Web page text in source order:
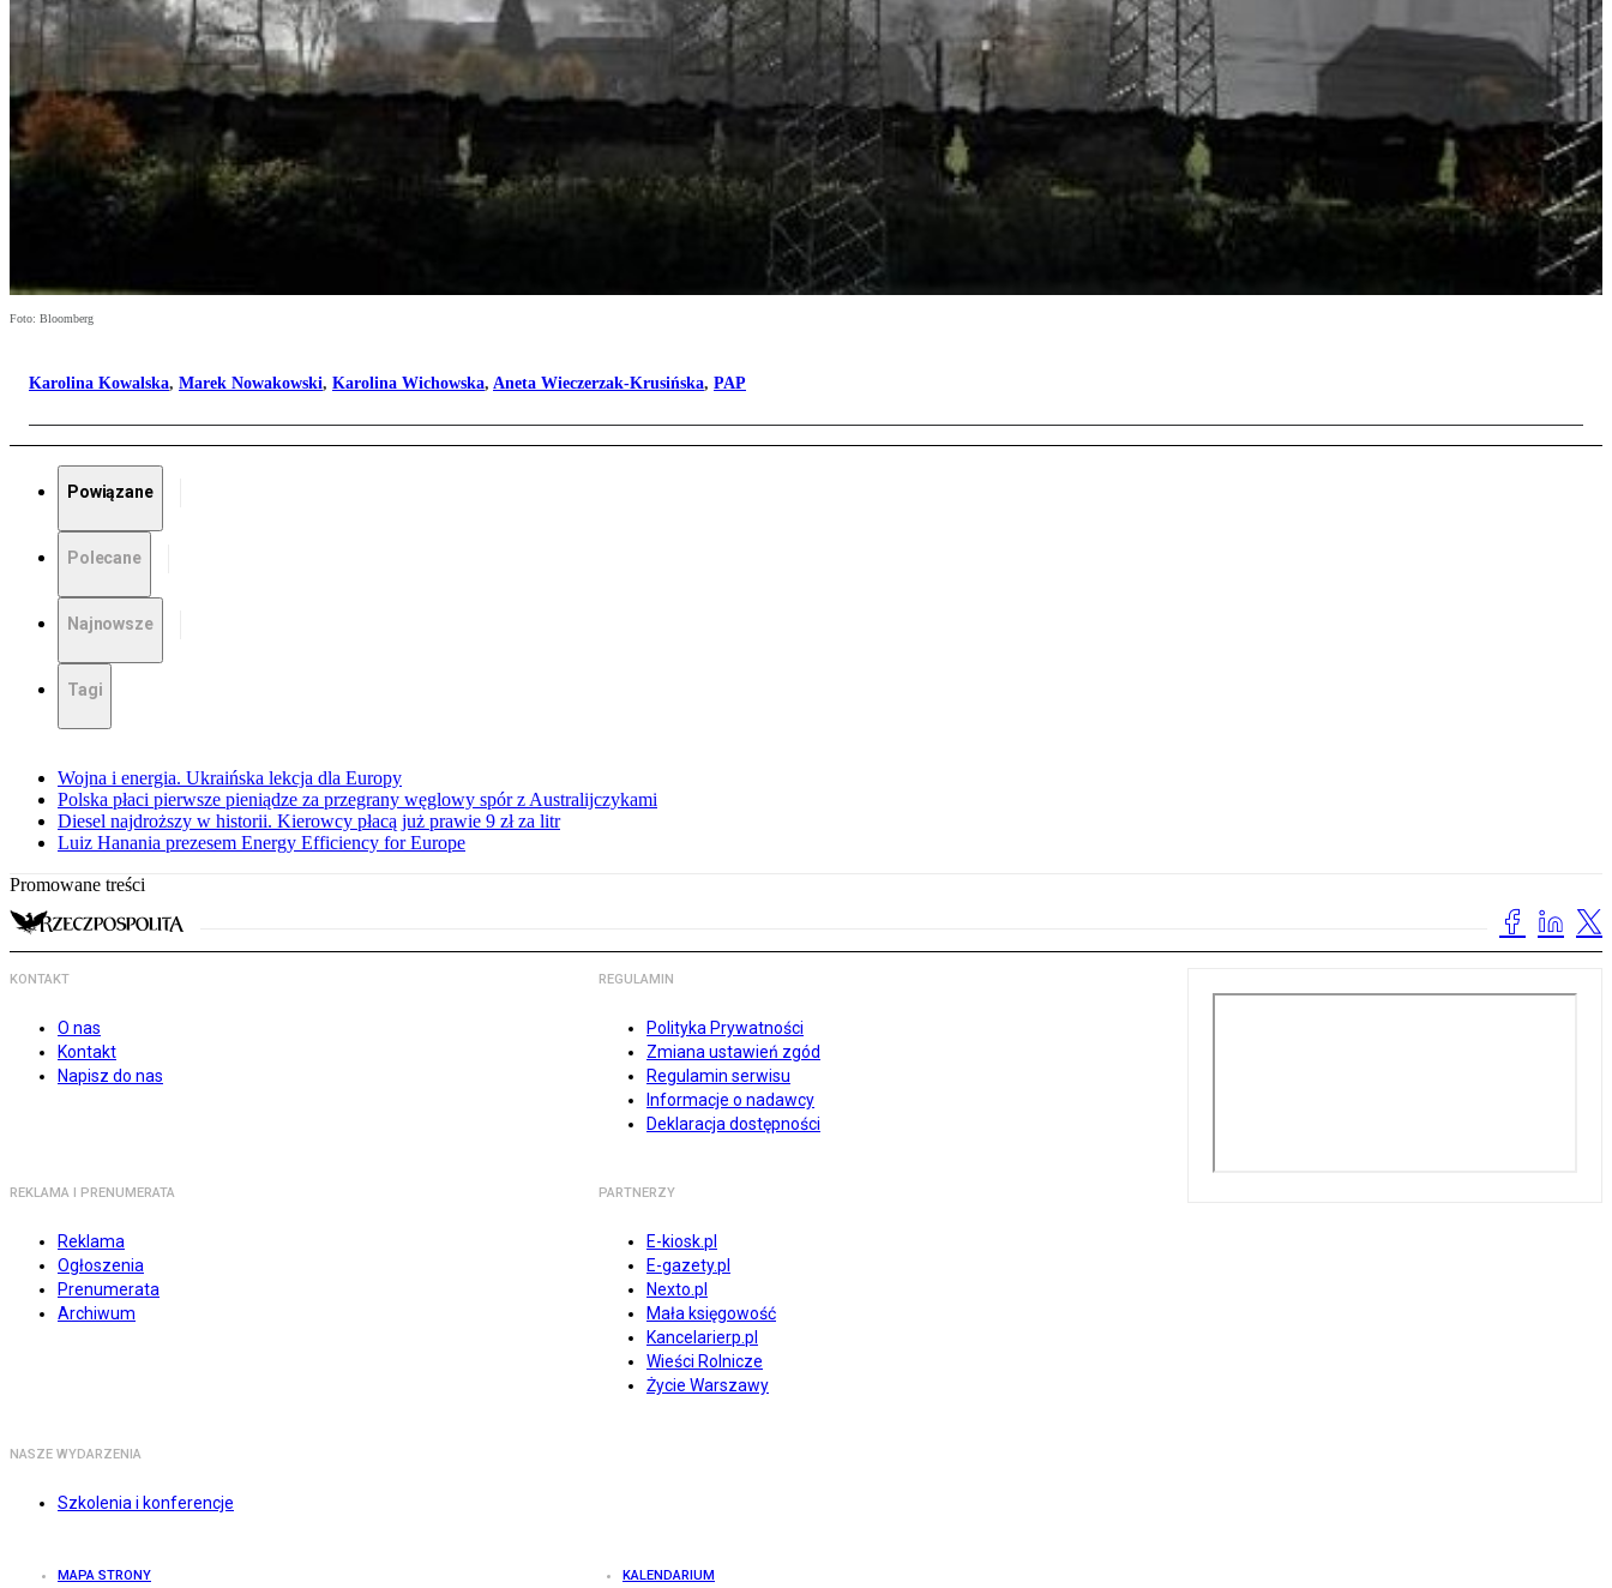
Foto: Bloomberg
Karolina Kowalska, Marek Nowakowski, Karolina Wichowska, Aneta Wieczerzak-Krusińska, PAP
Powiązane
Polecane
Najnowsze
Tagi
Wojna i energia. Ukraińska lekcja dla Europy
Polska płaci pierwsze pieniądze za przegrany węglowy spór z Australijczykami
Diesel najdroższy w historii. Kierowcy płacą już prawie 9 zł za litr
Luiz Hanania prezesem Energy Efficiency for Europe
Promowane treści
KONTAKT
O nas
Kontakt
Napisz do nas
REGULAMIN
Polityka Prywatności
Zmiana ustawień zgód
Regulamin serwisu
Informacje o nadawcy
Deklaracja dostępności
REKLAMA I PRENUMERATA
Reklama
Ogłoszenia
Prenumerata
Archiwum
PARTNERZY
E-kiosk.pl
E-gazety.pl
Nexto.pl
Mała księgowość
Kancelarierp.pl
Wieści Rolnicze
Życie Warszawy
NASZE WYDARZENIA
Szkolenia i konferencje
MAPA STRONY KALENDARIUM